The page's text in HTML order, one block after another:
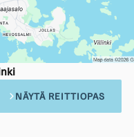
NÄYTÄ REITTIOPAS